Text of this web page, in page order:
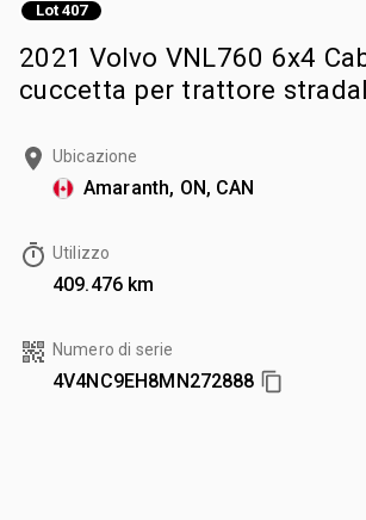
Lot 407
2021 Volvo VNL760 6x4
cuccetta per trattore
Ubicazione
Amaranth, ON, CAN
Utilizzo
409.476 km
Numero di serie
4V4NC9EH8MN272888